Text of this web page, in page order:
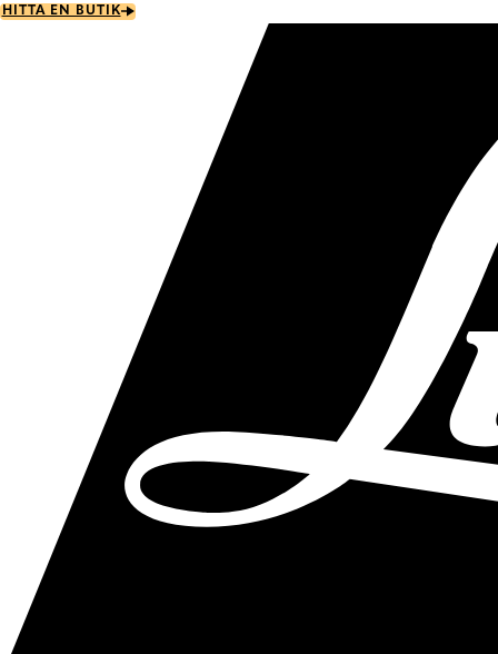
Skip
HITTA EN BUTIK